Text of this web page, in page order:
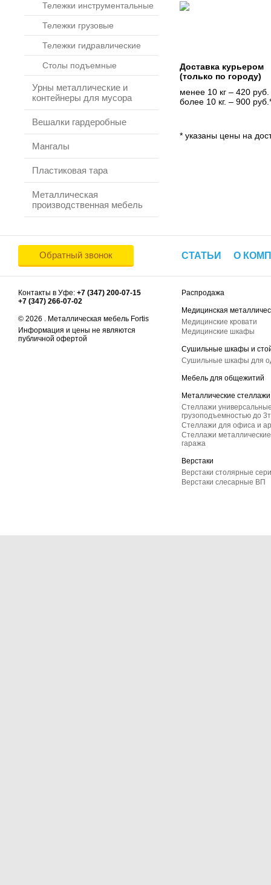
Тележки инструментальные
Тележки грузовые
Тележки гидравлические
Столы подъемные
Урны металлические и
контейнеры для мусора
Вешалки гардеробные
Мангалы
Пластиковая тара
Металлическая
производственная мебель
Доставка курьером
(только по городу)
менее 10 кг – 420 руб.
более 10 кг. – 900
* указаны цены на
Обратный звонок СТАТЬИ О
Контакты в Уфе: +7 (347) 200-07-15
+7 (347) 266-07-02
© 2026 . Металлическая мебель Fortis
Информация и цены не являются
публичной офертой
Распродажа
Медицинская
Медицинские кровати
Медицинские шкафы
Сушильные шкафы и
Сушильные шкафы для
Мебель для общежитий
Металлические стеллажи
Стеллажи
грузоподъемностью до
Стеллажи для офиса и
Стеллажи
гаража
Верстаки
Верстаки столярные
Верстаки слесарные ВП